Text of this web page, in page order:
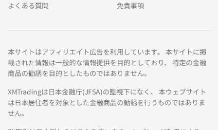
よくある質問
免責事項
本サイトはアフィリエイト広告を利用しています。 本サイトに掲
載された情報は一般的な情報提供を目的としており、 特定の金融
商品の勧誘を目的としたものではありません。
XMTradingは日本金融庁(JFSA)の監視下になく、 本ウェブサイト
は日本居住者を対象とした金融商品の勧誘を行うものではありま
せん。